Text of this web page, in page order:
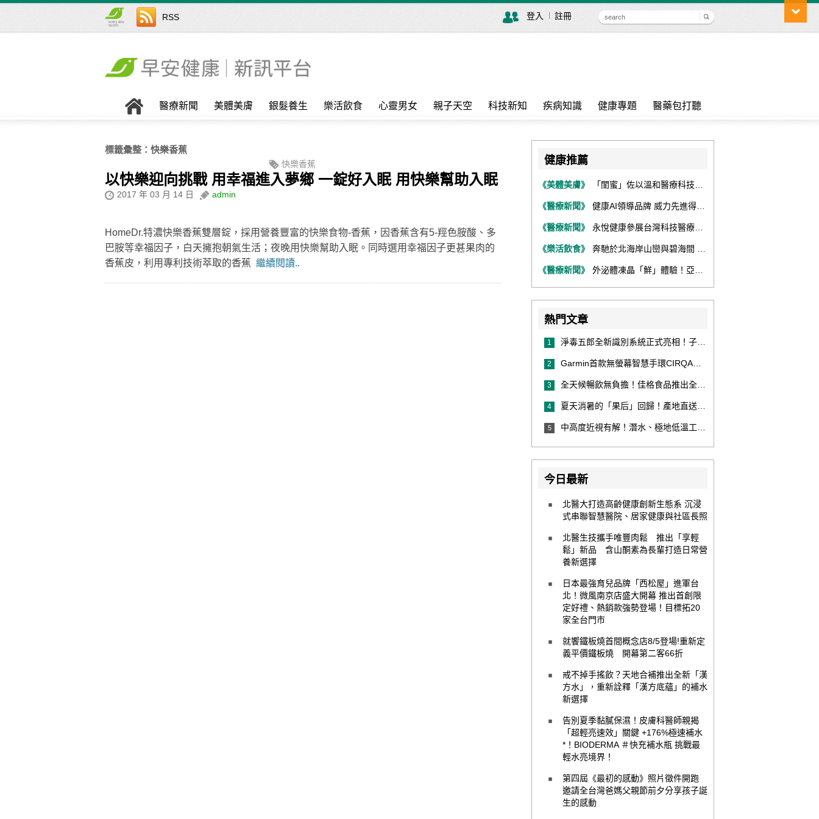
RSS 登入 註冊
醫療新聞 美體美膚 銀髮養生 樂活飲食 心靈男女 親子天空 科技新知 疾病知識 健康專題 醫藥包打聽
標籤彙整： 快樂香蕉
快樂香蕉
以快樂迎向挑戰 用幸福進入夢鄉 一錠好入眠 用快樂幫助入眠
2017 年 03 月 14 日 admin
HomeDr.特濃快樂香蕉雙層錠，採用營養豐富的快樂食物-香蕉，因香蕉含有5-羥色胺酸、多
巴胺等幸福因子，白天擁抱朝氣生活；夜晚用快樂幫助入眠。同時選用幸福因子更甚果肉的
香蕉皮，利用專利技術萃取的香蕉 繼續閱讀..
健康推薦
《美體美膚》 「閨蜜」佐以溫和醫療科技，陪伴女性找回身體舒適與自信
《醫療新聞》 健康AI領導品牌 威力先進得獎不斷 同獲『玉山獎』『金炬獎』最高肯定
《醫療新聞》 永悅健康參展台灣科技醫療展 展現數位健康全場景整合能力
《樂活飲食》 奔馳於北海岸山巒與碧海間 跑出屬於你的生命之光 『2026光境半程馬拉松挑戰賽－升龍道』火熱報名中
《醫療新聞》 外泌體凍晶「鮮」體驗！亞家生技解鎖24個月高活性 專利瓶蓋「秒回溶」超驚艷！醫科展秀「睛」亮神采
熱門文章
1 淨毒五郎全新識別系統正式亮相！子品牌然本再推體香噴霧新產品！
2 Garmin首款無螢幕智慧手環CIRQA登場 專注健康無須訂閱！ 輕量舒適風格百搭 生態系無縫串接 打造全天候零干擾健康與恢復管理新體驗
3 全天候暢飲無負擔！佳格食品推出全新穀物茶品牌「穀萃」 首發「穀萃 蕎麥國寶茶」無糖、0咖啡因 24小時暖心陪伴
4 夏天消暑的「果后」回歸！產地直送泰國鮮山竹，打造夏日最頂級的天然補給
5 中高度近視有解！潛水、極地低溫工作者優選 EVO ICL 膠原蛋白眼內鏡
今日最新
北醫大打造高齡健康創新生態系 沉浸
式串聯智慧醫院、居家健康與社區長照
北醫生技攜手唯豐肉鬆 推出「享輕
鬆」新品 含山酮素為長輩打造日常營
養新選擇
日本最強育兒品牌「西松屋」進軍台
北！微風南京店盛大開幕 推出首創限
定好禮、熱銷款強勢登場！目標拓20
家全台門市
就饗鐵板燒首間概念店8/5登場!重新定
義平價鐵板燒 開幕第二客66折
戒不掉手搖飲？天地合補推出全新「漢
方水」，重新詮釋「漢方底蘊」的補水
新選擇
告別夏季黏膩保濕！皮膚科醫師親揭
「超輕亮速效」關鍵 +176%極速補水
*！BIODERMA ＃快充補水瓶 挑戰最
輕水亮境界！
第四屆《最初的感動》照片徵件開跑
邀請全台灣爸媽父親節前夕分享孩子誕
生的感動